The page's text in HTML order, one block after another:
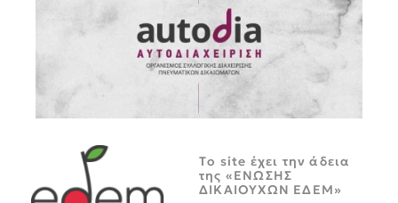
Tο site έχει την άδεια
της «ΕΝΩΣΗΣ
ΔΙΚΑΙΟΥΧΩΝ ΕΔΕΜ»